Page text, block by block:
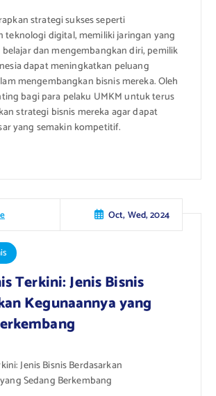
strategi sukses seperti
teknologi digital, memiliki jaringan yang
belajar dan mengembangkan diri, pemilik
dapat meningkatkan peluang
mengembangkan bisnis mereka. Oleh
bagi para pelaku UMKM untuk terus
strategi bisnis mereka agar dapat
yang semakin kompetitif.
Oct, Wed, 2024
Terkini: Jenis Bisnis
Kegunaannya yang
Jenis Bisnis Berdasarkan
Sedang Berkembang